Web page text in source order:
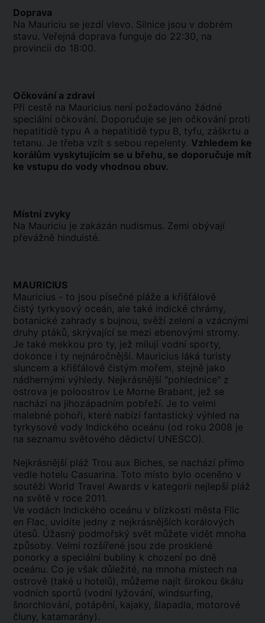
Doprava
Na Mauriciu se jezdí vlevo. Silnice jsou v dobrém
stavu. Veřejná doprava funguje do 22:30, na
provincii do 18:00.
Očkování a zdraví
Při cestě na Mauricius není požadováno žádné
speciální očkování. Doporučuje se jen očkování proti
hepatitidě typu A a hepatitidě typu B, tyfu, záškrtu a
tetanu. Je třeba vzít s sebou repelenty. Vzhledem ke
korálům vyskytujícím se u břehu, se doporučuje mít
ke vstupu do vody vhodnou obuv.
Místní zvyky
Na Mauriciu je zakázán nudismus. Zemi obývají
převážně hinduisté.
MAURICIUS
Mauricius - to jsou písečné pláže a křišťálově
čistý tyrkysový oceán, ale také indické chrámy,
botanické zahrady s bujnou, svěží zelení a vzácnými
druhy ptáků, skrývající se mezi ebenovými stromy.
Je také mekkou pro ty, jež milují vodní sporty,
dokonce i ty nejnáročnější. Mauricius láká turisty
sluncem a křišťálově čistým mořem, stejně jako
nádhernými výhledy. Nejkrásnější "pohlednice" z
ostrova je poloostrov Le Morne Brabant, jež se
nachází na jihozápadním pobřeží. Je to velmi
malebné pohoří, které nabízí fantastický výhled na
tyrkysové vody Indického oceánu (od roku 2008 je
na seznamu světového dědictví UNESCO).
Nejkrásnější pláž Trou aux Biches, se nachází přímo
vedle hotelu Casuarina. Toto místo bylo oceněno v
soutěži World Travel Awards v kategorii nejlepší pláž
na světě v roce 2011.
Ve vodách Indického oceánu v blízkosti města Flic
en Flac, uvidíte jedny z nejkrásnějších korálových
útesů. Úžasný podmořský svět můžete vidět mnoha
způsoby. Velmi rozšířené jsou zde prosklené
ponorky a speciální bubliny k chození po dně
oceánu. Co je však důležité, na mnoha místech na
ostrově (také u hotelů), můžeme najít širokou škálu
vodních sportů (vodní lyžování, windsurfing,
šnorchlování, potápění, kajaky, šlapadla, motorové
čluny, katamarány).